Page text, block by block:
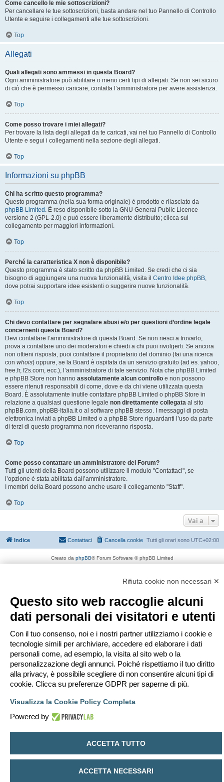
Come cancello le mie sottoscrizioni?
Per cancellare le tue sottoscrizioni, basta andare nel tuo Pannello di Controllo
Utente e seguire i collegamenti alle tue sottoscrizioni.
Top
Allegati
Quali allegati sono ammessi in questa Board?
Ogni amministratore può abilitare o meno certi tipi di allegati. Se non sei sicuro
di ciò che è permesso caricare, contatta l’amministratore per avere assistenza.
Top
Come posso trovare i miei allegati?
Per trovare la lista degli allegati da te caricati, vai nel tuo Pannello di Controllo
Utente e segui i collegamenti nella sezione degli allegati.
Top
Informazioni su phpBB
Chi ha scritto questo programma?
Questo programma (nella sua forma originale) è prodotto e rilasciato da
phpBB Limited . È reso disponibile sotto la GNU General Public Licence
versione 2 (GPL-2.0) e può essere liberamente distribuito; clicca sul
collegamento per maggiori informazioni.
Top
Perché la caratteristica X non è disponibile?
Questo programma è stato scritto da phpBB Limited. Se credi che ci sia
bisogno di aggiungere una nuova funzionalità, visita il Centro Idee phpBB,
dove potrai supportare idee esistenti o suggerire nuove funzionalità.
Top
Chi devo contattare per segnalare abusi e/o per questioni d’ordine legale
concernenti questa Board?
Devi contattare l’amministratore di questa Board. Se non riesci a trovarlo,
prova a contattare uno dei moderatori e chiedi a chi puoi rivolgerti. Se ancora
non ottieni risposta, puoi contattare il proprietario del dominio (fai una ricerca
con whois) oppure, se la Board è ospitata da un servizio gratuito (ad es. yahoo,
free.fr, f2s.com, ecc.), l’amministratore di tale servizio. Nota che phpBB Limited
e phpBB Store non hanno assolutamente alcun controllo e non possono
essere ritenuti responsabili di come, dove e da chi viene utilizzata questa
Board. È assolutamente inutile contattare phpBB Limited o phpBB Store in
relazione a qualsiasi questione legale non direttamente collegata al sito
phpBB.com, phpBB-Italia.it o al software phpBB stesso. I messaggi di posta
elettronica inviati a phpBB Limited o a phpBB Store riguardanti l’uso da parte
di terzi di questo programma non riceveranno risposta.
Top
Come posso contattare un amministratore del Forum?
Tutti gli utenti della Board possono utilizzare il modulo "Contattaci", se
l’opzione è stata abilitata dall’amministratore.
I membri della Board possono anche usare il collegamento "Staff".
Top
Vai a
Indice Tutti gli orari sono UTC+02:00
Cancella cookie
Contattaci
Creato da phpBB® Forum Software © phpBB Limited
Rifiuta cookie non necessari ✕
Questo sito web raccoglie alcuni
dati personali dei visitatori e utenti
Con il tuo consenso, noi e i nostri partner utilizziamo i cookie e
tecnologie simili per archiviare, accedere ed elaborare i dati
personali come, ad esempio, la visita al sito web o la
personalizzazione degli annunci. Poiché rispettiamo il tuo diritto
alla privacy, è possibile scegliere di non consentire alcuni tipi di
cookie. Clicca su preferenze GDPR per saperne di più.
Visualizza la Cookie Policy Completa
Powered by
ACCETTA TUTTO
ACCETTA NECESSARI